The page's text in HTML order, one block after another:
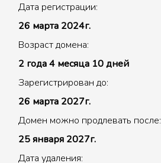
Дата регистрации:
26 марта 2024г.
Возраст домена:
2 года 4 месяца 10 дней
Зарегистрирован до:
26 марта 2027г.
Домен можно продлевать после:
25 января 2027г.
Дата удаления: